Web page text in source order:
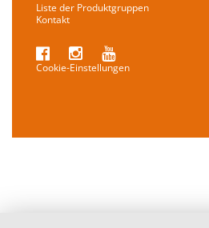
Liste der Produktgruppen
Kontakt
Cookie-Einstellungen